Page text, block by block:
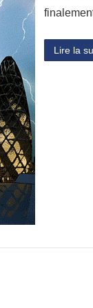
Lire la